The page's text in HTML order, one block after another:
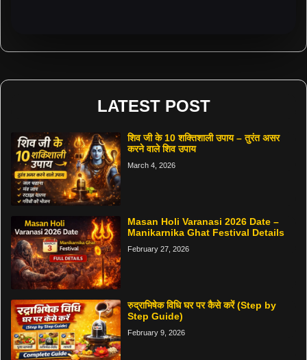
LATEST POST
शिव जी के 10 शक्तिशाली उपाय – तुरंत असर
करने वाले शिव उपाय
March 4, 2026
Masan Holi Varanasi 2026 Date –
Manikarnika Ghat Festival Details
February 27, 2026
रुद्राभिषेक विधि घर पर कैसे करें (Step by
Step Guide)
February 9, 2026